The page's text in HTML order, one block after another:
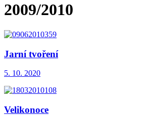
2009/2010
Jarní tvoření
5. 10. 2020
Velikonoce